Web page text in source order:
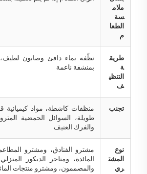
ملام
سة
الطعا
م
طريق
ة
التنظي
ف
نظّفه بماء دافئ وصابون
بمنشفة ناعمة
تجنب
منظفات كاشطة، مواد كيميائية
طويلة، السوائل الحمضية
والفرك العنيف
نوع
المشت
ري
مشترو الفنادق، ومشترو
المائدة، ومتاجر الديكور
والمصممون، ومشترو منتجات